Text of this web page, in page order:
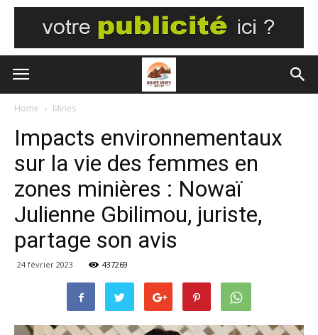
Home Mines
Impacts environnementaux
sur la vie des femmes en
zones minières : Nowaï
Julienne Gbilimou, juriste,
partage son avis
24 février 2023 437269